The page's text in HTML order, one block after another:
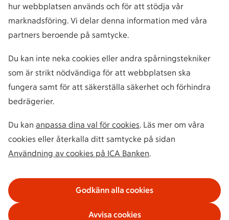
hur webbplatsen används och för att stödja vår
marknadsföring. Vi delar denna information med våra
partners beroende på samtycke.
Du kan inte neka cookies eller andra spårningstekniker
som är strikt nödvändiga för att webbplatsen ska
fungera samt för att säkerställa säkerhet och förhindra
bedrägerier.
Du kan anpassa dina val för cookies. Läs mer om våra
cookies eller återkalla ditt samtycke på sidan
Användning av cookies på ICA Banken.
Godkänn alla cookies
Avvisa cookies